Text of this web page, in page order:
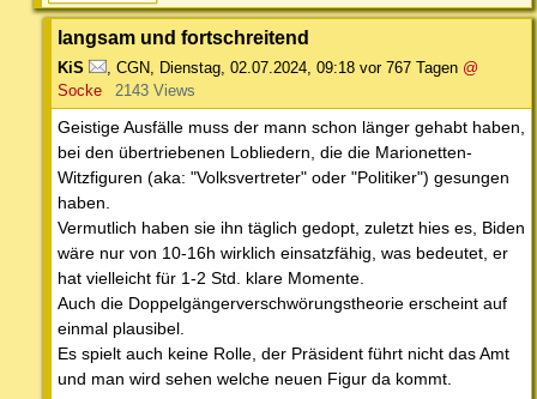
langsam und fortschreitend
KiS CGN Dienstag, 02.07.2024, 09:18 vor 767 Tagen @
Socke
2143 Views
Geistige Ausfälle muss der mann schon länger gehabt haben,
bei den übertriebenen Lobliedern, die die Marionetten-
Witzfiguren (aka: "Volksvertreter" oder "Politiker") gesungen
haben.
Vermutlich haben sie ihn täglich gedopt, zuletzt hies es, Biden
wäre nur von 10-16h wirklich einsatzfähig, was bedeutet, er
hat vielleicht für 1-2 Std. klare Momente.
Auch die Doppelgängerverschwörungstheorie erscheint auf
einmal plausibel.
Es spielt auch keine Rolle, der Präsident führt nicht das Amt
und man wird sehen welche neuen Figur da kommt.